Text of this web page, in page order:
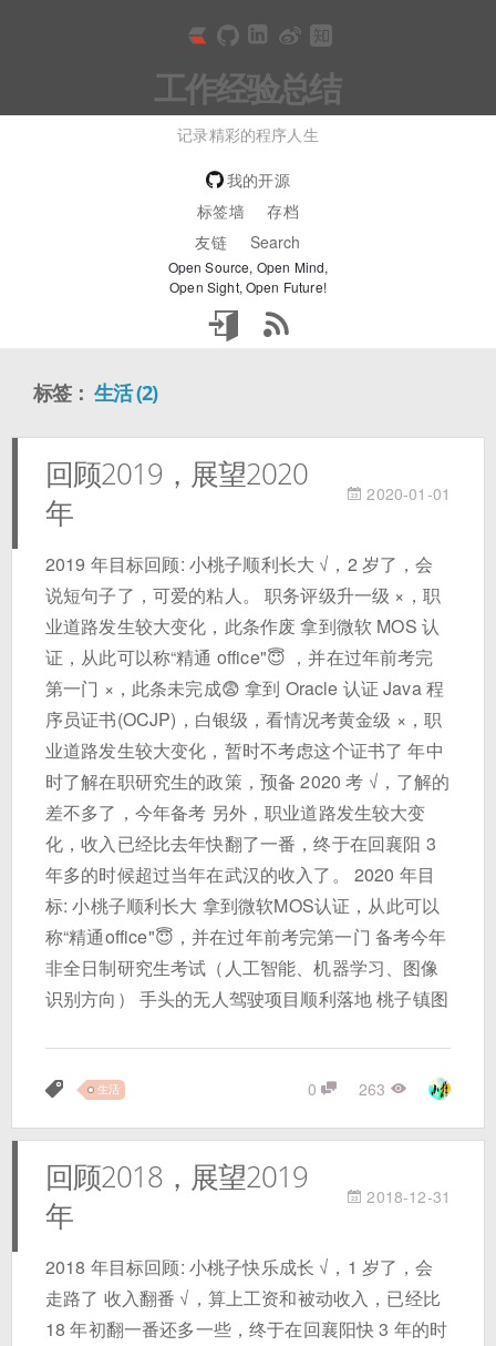
工作经验总结
记录精彩的程序人生
我的开源
标签墙
存档
友链
Search
Open Source, Open Mind,
Open Sight, Open Future!
标签： 生活 (2)
回顾2019，展望2020
年
2020-01-01
2019 年目标回顾: 小桃子顺利长大 √，2 岁了，会
说短句子了，可爱的粘人。 职务评级升一级 ×，职
业道路发生较大变化，此条作废 拿到微软 MOS 认
证，从此可以称“精通 office"😇 ，并在过年前考完
第一门 ×，此条未完成😨 拿到 Oracle 认证 Java 程
序员证书(OCJP)，白银级，看情况考黄金级 ×，职
业道路发生较大变化，暂时不考虑这个证书了 年中
时了解在职研究生的政策，预备 2020 考 √，了解的
差不多了，今年备考 另外，职业道路发生较大变
化，收入已经比去年快翻了一番，终于在回襄阳 3
年多的时候超过当年在武汉的收入了。 2020 年目
标: 小桃子顺利长大 拿到微软MOS认证，从此可以
称“精通office"😇，并在过年前考完第一门 备考今年
非全日制研究生考试（人工智能、机器学习、图像
识别方向） 手头的无人驾驶项目顺利落地 桃子镇图
生活 0 263
回顾2018，展望2019
年
2018-12-31
2018 年目标回顾: 小桃子快乐成长 √，1 岁了，会
走路了 收入翻番 √，算上工资和被动收入，已经比
18 年初翻一番还多一些，终于在回襄阳快 3 年的时